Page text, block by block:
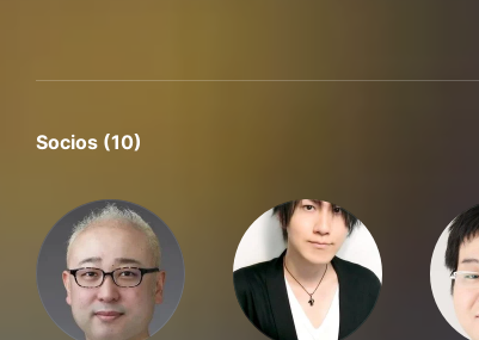
Socios (10)